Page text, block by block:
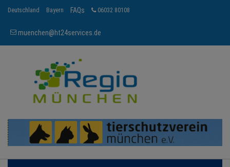
Deutschland Bayern FAQs 06032 80108
muenchen@ht24services.de